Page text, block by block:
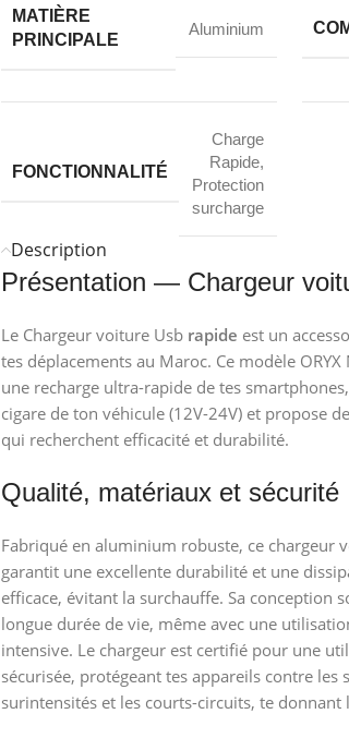
MATIÈRE
PRINCIPALE
Aluminium
FONCTIONNALITÉ
Charge
Rapide,
Protection
surcharge
Description
Présentation — Chargeur
Le Chargeur voiture Usb rapide est un
tes déplacements au Maroc. Ce modèle
une recharge ultra-rapide de tes
cigare de ton véhicule (12V-24V) et propose
qui recherchent efficacité et durabilité.
Qualité, matériaux et sécurité
Fabriqué en aluminium robuste, ce chargeur
garantit une excellente durabilité et une
efficace, évitant la surchauffe. Sa conception
longue durée de vie, même avec une
intensive. Le chargeur est certifié pour une
sécurisée, protégeant tes appareils contre les
surintensités et les courts-circuits, te